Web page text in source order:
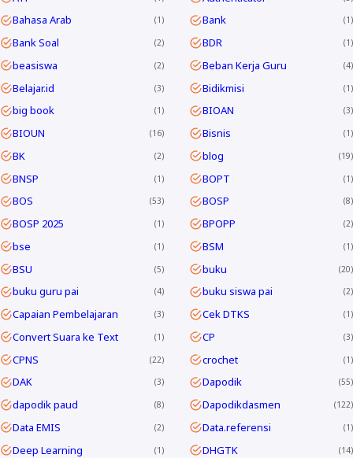
Bahasa Arab 1 Bank 1
Bank Soal 2 BDR 1
beasiswa 2 Beban Kerja Guru 4
Belajar.id 3 Bidikmisi 1
big book 1 BIOAN 3
BIOUN 16 Bisnis 1
BK 2 blog 19
BNSP 1 BOPT 1
BOS 53 BOSP 8
BOSP 2025 1 BPOPP 2
bse 1 BSM 1
BSU 5 buku 20
buku guru pai 4 buku siswa pai 2
Capaian Pembelajaran 3 Cek DTKS 1
Convert Suara ke Text 1 CP 3
CPNS 22 crochet 1
DAK 3 Dapodik 55
dapodik paud 8 Dapodikdasmen 122
Data EMIS 2 Data.referensi 1
Deep Learning 1 DHGTK 14